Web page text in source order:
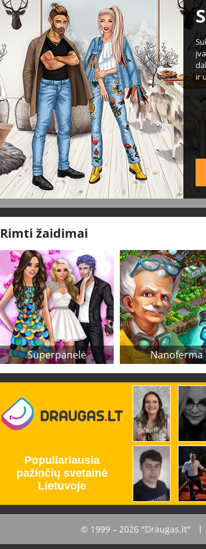
ir
Rimti žaidimai
Superpanelė Nanoferma
© 1999 – 2026 "Draugas.lt"